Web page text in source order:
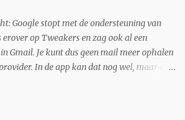
Google stopt met de ondersteuning van
erover op Tweakers en zag ook al een
Gmail. Je kunt dus geen mail meer ophalen
In de app kan dat nog wel, maar dan